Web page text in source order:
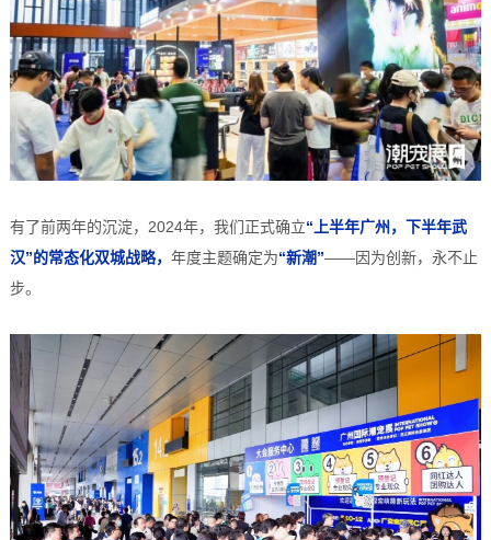
有了前两年的沉淀，2024年，我们正式确立“上半年广州，下半年武
汉”的常态化双城战略， 年度主题确定为“新潮”——因为创新，永不止
步。